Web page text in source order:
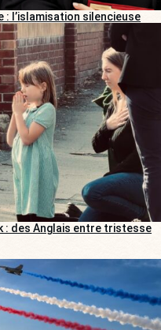
: l’islamisation silencieuse
: des Anglais entre tristesse